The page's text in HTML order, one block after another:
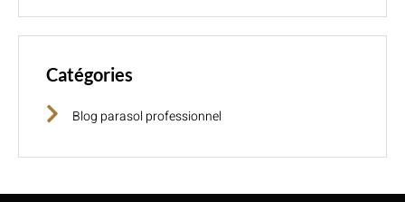
Catégories
Blog parasol professionnel